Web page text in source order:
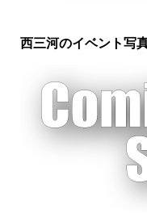
西三河のイベント写